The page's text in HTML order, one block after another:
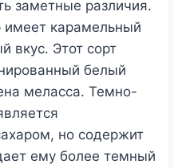
заметные различия.
имеет карамельный
вкус. Этот сорт
белый
меласса. Темно-
но содержит
ему более темный